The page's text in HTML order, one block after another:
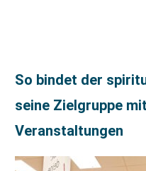
So bindet der
seine Zielgruppe
Veranstaltungen